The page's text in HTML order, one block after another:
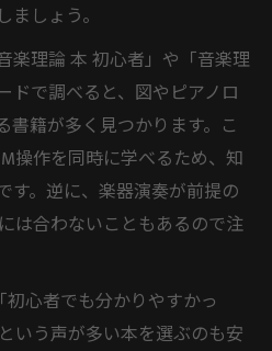
しょう。
楽理論 本 初心者」や「音楽理
ドで調べると、図やピアノロ
書籍が多く見つかります。こ
操作を同時に学べるため、知
す。逆に、楽器演奏が前提の
は合わないこともあるので注
初心者でも分かりやすかっ
いう声が多い本を選ぶのも安